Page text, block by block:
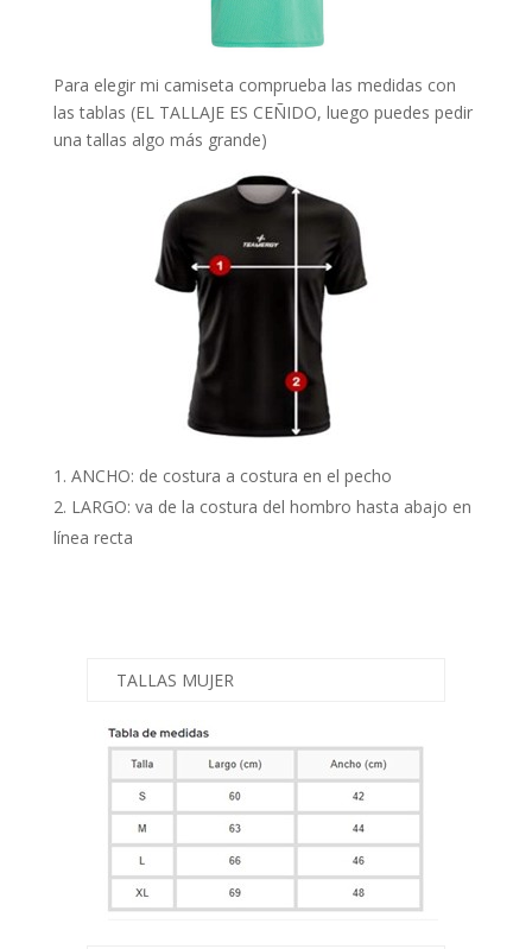
Para elegir mi camiseta comprueba las medidas con
las tablas (EL TALLAJE ES CEÑIDO, luego puedes pedir
una tallas algo más grande)
ANCHO: de costura a costura en el pecho
LARGO: va de la costura del hombro hasta abajo en
línea recta
TALLAS MUJER